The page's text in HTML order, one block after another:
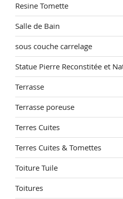
Resine Tomette
Salle de Bain
sous couche carrelage
Statue Pierre Reconstitée et
Terrasse
Terrasse poreuse
Terres Cuites
Terres Cuites & Tomettes
Toiture Tuile
Toitures